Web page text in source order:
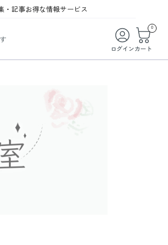
ログイン
0
カート
ム
ム
・記事お得な情報
WEB限定/期間限定キャンペーン
まとめ買い商品
サービス
ンバーシッププログラム
お友達登録